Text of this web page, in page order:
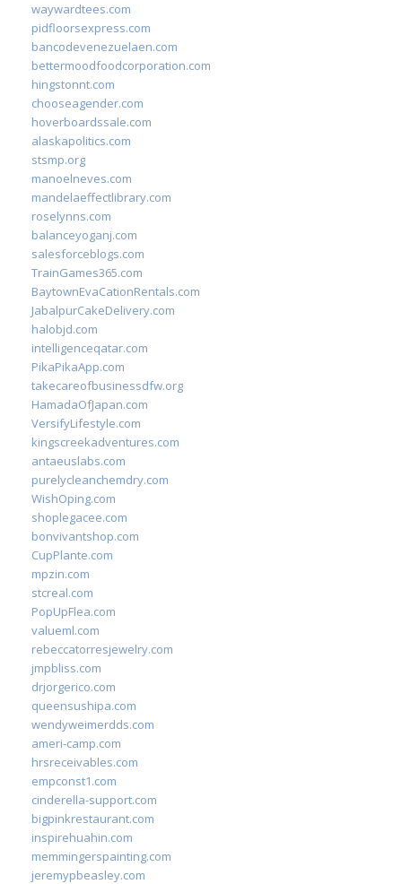
waywardtees.com
pidfloorsexpress.com
bancodevenezuelaen.com
bettermoodfoodcorporation.com
hingstonnt.com
chooseagender.com
hoverboardssale.com
alaskapolitics.com
stsmp.org
manoelneves.com
mandelaeffectlibrary.com
roselynns.com
balanceyoganj.com
salesforceblogs.com
TrainGames365.com
BaytownEvaCationRentals.com
JabalpurCakeDelivery.com
halobjd.com
intelligenceqatar.com
PikaPikaApp.com
takecareofbusinessdfw.org
HamadaOfJapan.com
VersifyLifestyle.com
kingscreekadventures.com
antaeuslabs.com
purelycleanchemdry.com
WishOping.com
shoplegacee.com
bonvivantshop.com
CupPlante.com
mpzin.com
stcreal.com
PopUpFlea.com
valueml.com
rebeccatorresjewelry.com
jmpbliss.com
drjorgerico.com
queensushipa.com
wendyweimerdds.com
ameri-camp.com
hrsreceivables.com
empconst1.com
cinderella-support.com
bigpinkrestaurant.com
inspirehuahin.com
memmingerspainting.com
jeremypbeasley.com